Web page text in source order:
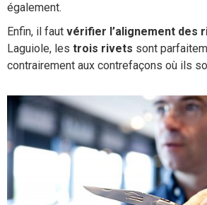
également.
Enfin, il faut vérifier l’alignement des
Laguiole, les trois rivets sont
contrairement aux contrefaçons où ils